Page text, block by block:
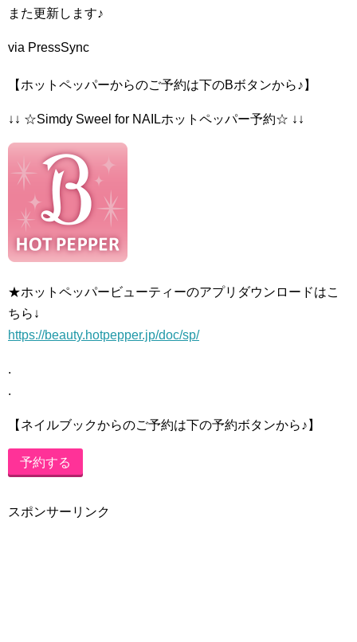
また更新します♪
via PressSync
【ホットペッパーからのご予約は下のBボタンから♪】
↓↓ ☆Simdy Sweel for NAILホットペッパー予約☆ ↓↓
★ホットペッパービューティーのアプリダウンロードはこ
ちら↓
https://beauty.hotpepper.jp/doc/sp/
.
.
【ネイルブックからのご予約は下の予約ボタンから♪】
予約する
スポンサーリンク